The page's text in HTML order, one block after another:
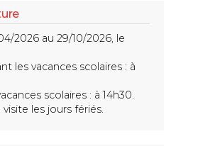
2026 au 29/10/2026, le
les vacances scolaires : à
scolaires : à 14h30.
les jours fériés.